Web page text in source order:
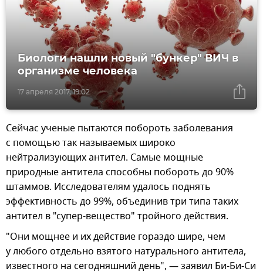
17 апреля 2017, 19:02
Биологи нашли новый "бункер" ВИЧ в
организме человека
Сейчас ученые пытаются побороть заболевания
с помощью так называемых широко
нейтрализующих антител. Самые мощные
природные антитела способны побороть до 90%
штаммов. Исследователям удалось поднять
эффективность до 99%, объединив три типа таких
антител в "супер-вещество" тройного действия.
"Они мощнее и их действие гораздо шире, чем
у любого отдельно взятого натурального антитела,
известного на сегодняшний день", — заявил Би-Би-Си